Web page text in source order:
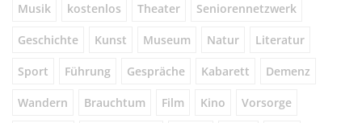
Musik kostenlos Theater Seniorennetzwerk
Geschichte Kunst Museum Natur Literatur
Sport Führung Gespräche Kabarett Demenz
Wandern Brauchtum Film Kino Vorsorge